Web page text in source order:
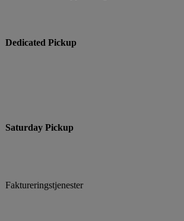
Dedicated Pickup
Saturday Pickup
Faktureringstjenester